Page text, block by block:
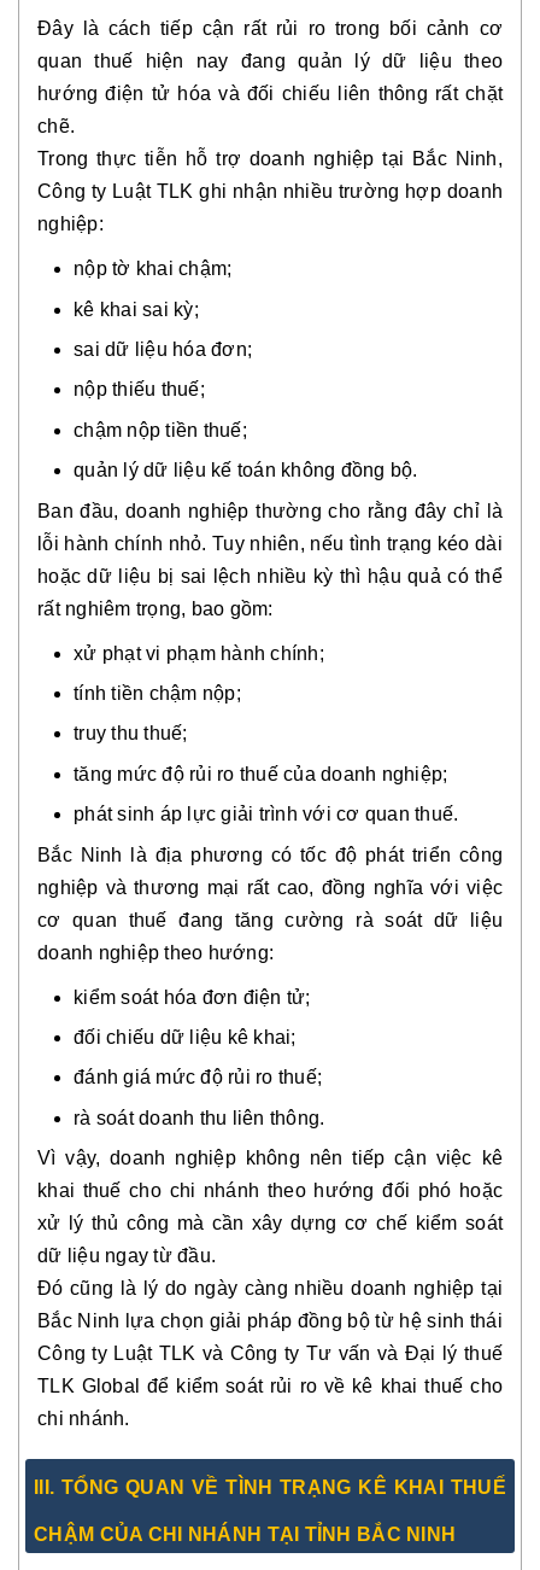
Đây là cách tiếp cận rất rủi ro trong bối cảnh cơ
quan thuế hiện nay đang quản lý dữ liệu theo
hướng điện tử hóa và đối chiếu liên thông rất chặt
chẽ.
Trong thực tiễn hỗ trợ doanh nghiệp tại Bắc Ninh,
Công ty Luật TLK ghi nhận nhiều trường hợp doanh
nghiệp:
nộp tờ khai chậm;
kê khai sai kỳ;
sai dữ liệu hóa đơn;
nộp thiếu thuế;
chậm nộp tiền thuế;
quản lý dữ liệu kế toán không đồng bộ.
Ban đầu, doanh nghiệp thường cho rằng đây chỉ là
lỗi hành chính nhỏ. Tuy nhiên, nếu tình trạng kéo dài
hoặc dữ liệu bị sai lệch nhiều kỳ thì hậu quả có thể
rất nghiêm trọng, bao gồm:
xử phạt vi phạm hành chính;
tính tiền chậm nộp;
truy thu thuế;
tăng mức độ rủi ro thuế của doanh nghiệp;
phát sinh áp lực giải trình với cơ quan thuế.
Bắc Ninh là địa phương có tốc độ phát triển công
nghiệp và thương mại rất cao, đồng nghĩa với việc
cơ quan thuế đang tăng cường rà soát dữ liệu
doanh nghiệp theo hướng:
kiểm soát hóa đơn điện tử;
đối chiếu dữ liệu kê khai;
đánh giá mức độ rủi ro thuế;
rà soát doanh thu liên thông.
Vì vậy, doanh nghiệp không nên tiếp cận việc kê
khai thuế cho chi nhánh theo hướng đối phó hoặc
xử lý thủ công mà cần xây dựng cơ chế kiểm soát
dữ liệu ngay từ đầu.
Đó cũng là lý do ngày càng nhiều doanh nghiệp tại
Bắc Ninh lựa chọn giải pháp đồng bộ từ hệ sinh thái
Công ty Luật TLK và Công ty Tư vấn và Đại lý thuế
TLK Global để kiểm soát rủi ro về kê khai thuế cho
chi nhánh.
III. TỔNG QUAN VỀ TÌNH TRẠNG KÊ KHAI THUẾ
CHẬM CỦA CHI NHÁNH TẠI TỈNH BẮC NINH